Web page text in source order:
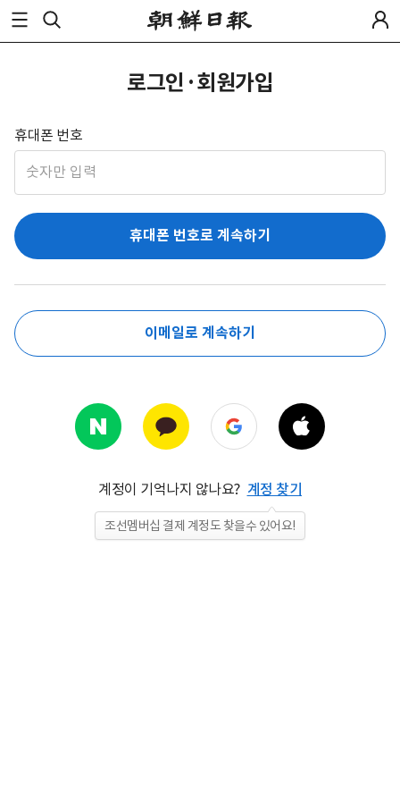
로그인·회원가입
휴대폰 번호
휴대폰 번호로 계속하기
이메일로 계속하기
계정이 기억나지 않나요? 계정 찾기
조선멤버십 결제 계정도 찾을수 있어요!